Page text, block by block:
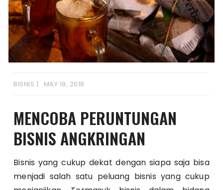
BISNIS MAY 19, 2018
MENCOBA PERUNTUNGAN
BISNIS ANGKRINGAN
Bisnis yang cukup dekat dengan siapa saja bisa
menjadi salah satu peluang bisnis yang cukup